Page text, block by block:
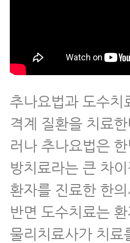
추나요법과 도수치
격계 질환을 치료
러나 추나요법은
방치료라는 큰 차
환자를 진료한 한
반면 도수치료는
물리치료사가 치료